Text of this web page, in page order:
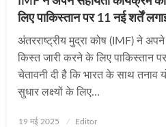
लिए पाकिस्तान पर 11 नई शर्तें
अंतरराष्ट्रीय मुद्रा कोष (IMF) ने
किस्त जारी करने के लिए पाकिस्तान
चेतावनी दी है कि भारत के साथ तनाव
सुधार लक्ष्यों के लिए…
Posted
19 मई 2025 Editor